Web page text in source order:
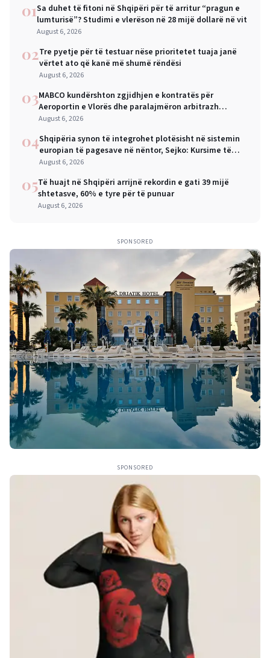
01Sa duhet të fitoni në Shqipëri për të arritur “pragun e
lumturisë”? Studimi e vlerëson në 28 mijë dollarë në vit
August 6, 2026
02Tre pyetje për të testuar nëse prioritetet tuaja janë
vërtet ato që kanë më shumë rëndësi
August 6, 2026
03MABCO kundërshton zgjidhjen e kontratës për
Aeroportin e Vlorës dhe paralajmëron arbitrazh
ndërkombëtar
August 6, 2026
04Shqipëria synon të integrohet plotësisht në sistemin
europian të pagesave në nëntor, Sejko: Kursime të
mëdha për qytetarët dhe bizneset
August 6, 2026
05Të huajt në Shqipëri arrijnë rekordin e gati 39 mijë
shtetasve, 60% e tyre për të punuar
August 6, 2026
SPONSORED
SPONSORED